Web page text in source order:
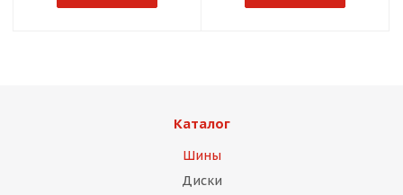
Каталог
Шины
Диски